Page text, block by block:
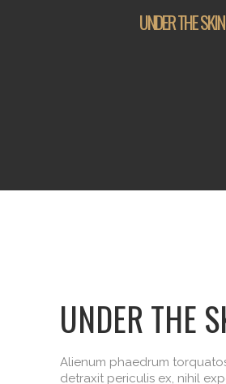
UNDER THE SKIN
UNDER THE
Alienum phaedrum
detraxit periculis ex, nihil